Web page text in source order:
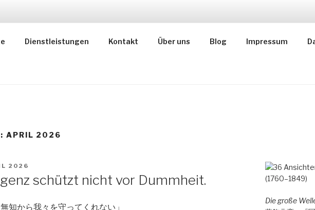
JAPAN CONSULTING
Dienstleistungen Kontakt Über uns Blog Impressum
APRIL 2026
2026
schützt nicht vor Dummheit.
無知から我々を守ってくれない」
Die große